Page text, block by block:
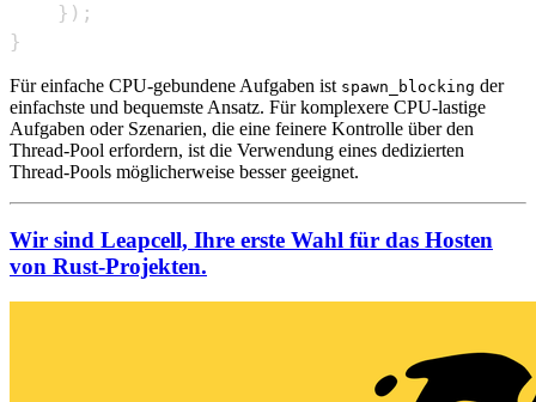
} ) ;
}
Für einfache CPU-gebundene Aufgaben ist spawn_blocking der
einfachste und bequemste Ansatz. Für komplexere CPU-lastige
Aufgaben oder Szenarien, die eine feinere Kontrolle über den
Thread-Pool erfordern, ist die Verwendung eines dedizierten
Thread-Pools möglicherweise besser geeignet.
Wir sind Leapcell, Ihre erste Wahl für das Hosten
von Rust-Projekten.